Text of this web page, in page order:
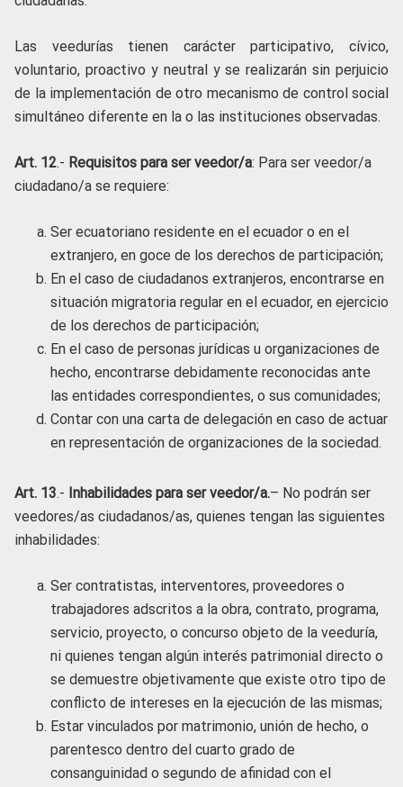
Las veedurías tienen carácter participativo, cívico,
voluntario, proactivo y neutral y se realizarán sin perjuicio
de la implementación de otro mecanismo de control social
simultáneo diferente en la o las instituciones observadas.
Art. 12.- Requisitos para ser veedor/a: Para ser veedor/a
ciudadano/a se requiere:
Ser ecuatoriano residente en el ecuador o en el
extranjero, en goce de los derechos de participación;
En el caso de ciudadanos extranjeros, encontrarse en
situación migratoria regular en el ecuador, en ejercicio
de los derechos de participación;
En el caso de personas jurídicas u organizaciones de
hecho, encontrarse debidamente reconocidas ante
las entidades correspondientes, o sus comunidades;
Contar con una carta de delegación en caso de actuar
en representación de organizaciones de la sociedad.
Art. 13.- Inhabilidades para ser veedor/a.– No podrán ser
veedores/as ciudadanos/as, quienes tengan las siguientes
inhabilidades:
Ser contratistas, interventores, proveedores o
trabajadores adscritos a la obra, contrato, programa,
servicio, proyecto, o concurso objeto de la veeduría,
ni quienes tengan algún interés patrimonial directo o
se demuestre objetivamente que existe otro tipo de
conflicto de intereses en la ejecución de las mismas;
Estar vinculados por matrimonio, unión de hecho, o
parentesco dentro del cuarto grado de
consanguinidad o segundo de afinidad con el